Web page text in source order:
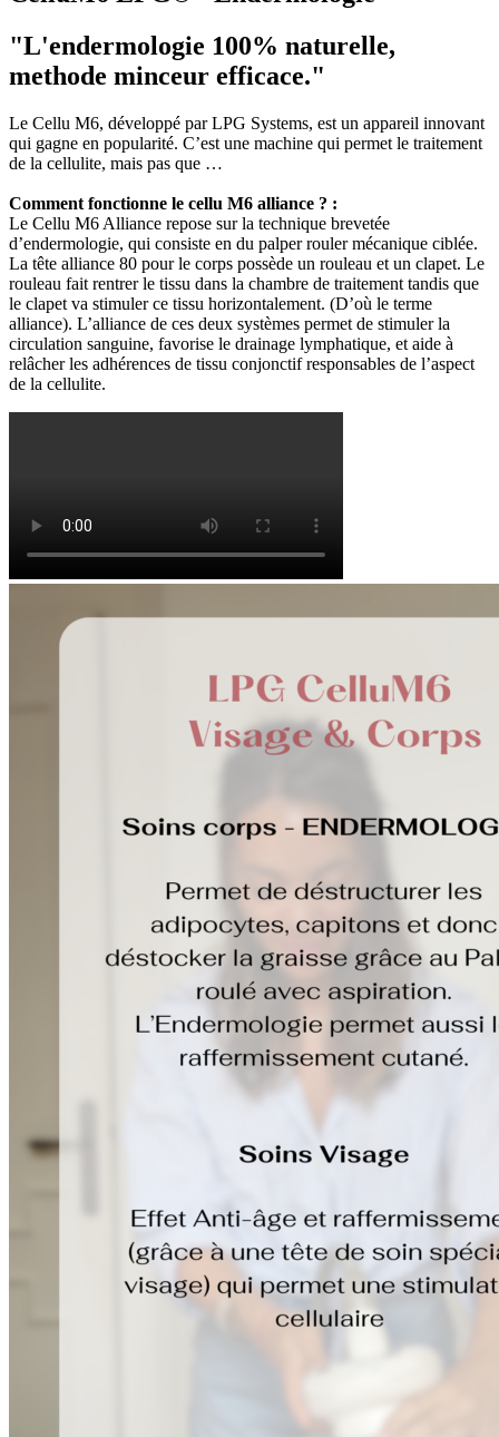
"L'endermologie 100% naturelle,
methode minceur efficace."
Le Cellu M6, développé par LPG Systems, est un appareil innovant
qui gagne en popularité. C’est une machine qui permet le traitement
de la cellulite, mais pas que …
Comment fonctionne le cellu M6 alliance ? :
Le Cellu M6 Alliance repose sur la technique brevetée
d’endermologie, qui consiste en du palper rouler mécanique ciblée.
La tête alliance 80 pour le corps possède un rouleau et un clapet. Le
rouleau fait rentrer le tissu dans la chambre de traitement tandis que
le clapet va stimuler ce tissu horizontalement. (D’où le terme
alliance). L’alliance de ces deux systèmes permet de stimuler la
circulation sanguine, favorise le drainage lymphatique, et aide à
relâcher les adhérences de tissu conjonctif responsables de l’aspect
de la cellulite.